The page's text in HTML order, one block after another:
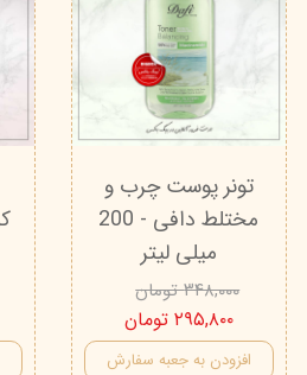
تونر پوست چرب و
مختلط دافی - 200
میلی لیتر
۳۴۸,۰۰۰ تومان
۲۹۵,۸۰۰ تومان
افزودن به جعبه سفارش